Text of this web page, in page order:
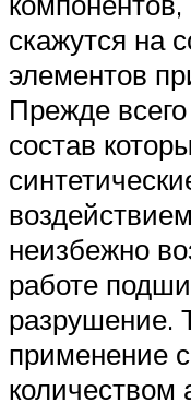
скажутся на
элементов
Прежде
состав
неизбежно
работе
разрушение.
применение
количеством